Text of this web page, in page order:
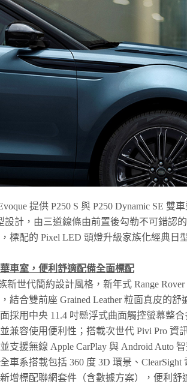
提供 P250 S 與 P250 Dynamic SE 雙
設計，由三道線條由前置後勾勒不可錯認
標配的 Pixel LED 頭燈升級家族化經典日
車室，便利舒適配備全面標配
新世代簡約設計風格，新年式 Range
結合雙前座 Grained Leather 粒面真皮的
採用中央 11.4 吋懸浮式曲面觸控螢幕整
兼容使用便利性；搭載次世代 Pivi Pro 資
支援無線 Apple CarPlay 與 Android Auto
車系搭載包括 360 度 3D 環景、
增標配聯網套件（含數據方案），便利